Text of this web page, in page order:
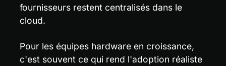
fournisseurs restent centralisés dans le
cloud.
Pour les équipes hardware en croissance,
c'est souvent ce qui rend l'adoption réaliste